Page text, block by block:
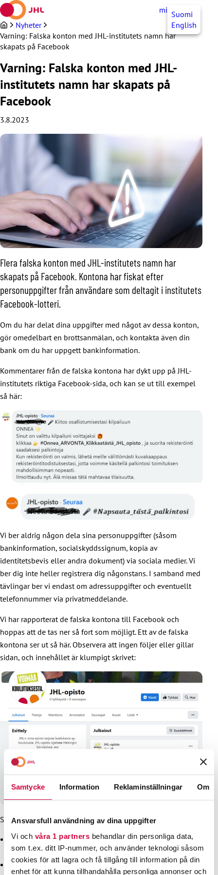
Samtycke Information Reklaminställningar Om
Ansvarsfull användning av dina uppgifter
Vi och våra 1 partners behandlar din personliga data,
som t.ex. ditt IP-nummer, och använder teknologi såsom
cookies för att lagra och få tillgång till information på din
enhet för att kunna tillhandahålla personliga annonser och
Hoppa
till
innehållet
mittJHL SV
Suomi
English
Nyheter
Varning: Falska konton med JHL-institutets namn har
skapats på Facebook
Varning: Falska konton med JHL-
institutets namn har skapats på
Facebook
3.8.2023
Flera falska konton med JHL-institutets namn har
skapats på Facebook. Kontona har fiskat efter
personuppgifter från användare som deltagit i institutets
Facebook-lotteri.
Om du har delat dina uppgifter med något av dessa konton,
gör omedelbart en brottsanmälan, och kontakta även din
bank om du har uppgett bankinformation.
Kommentarer från de falska kontona har dykt upp på JHL-
institutets riktiga Facebook-sida, och kan se ut till exempel
så här:
Vi ber aldrig någon dela sina personuppgifter (såsom
bankinformation, socialskyddssignum, kopia av
identitetsbevis eller andra dokument) via sociala medier. Vi
ber dig inte heller registrera dig någonstans. I samband med
tävlingar ber vi endast om adressuppgifter och eventuellt
telefonnummer via privatmeddelande.
Vi har rapporterat de falska kontona till Facebook och
hoppas att de tas ner så fort som möjligt. Ett av de falska
kontona ser ut så här. Observera att ingen följer eller gillar
sidan, och innehållet är klumpigt skrivet:
Så känner du igen ett falskt konto på Facebook:
Ingen eller bara ett par personer följer eller gillar sidan.
Följarna kan vara andra falska konton.
Sidan har inte publicerat mycket, kanske bara ett inlägg